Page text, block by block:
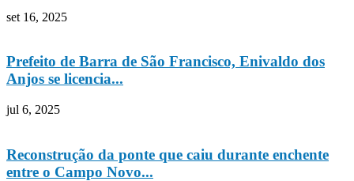
set 16, 2025
Prefeito de Barra de São Francisco, Enivaldo dos
Anjos se licencia...
jul 6, 2025
Reconstrução da ponte que caiu durante enchente
entre o Campo Novo...